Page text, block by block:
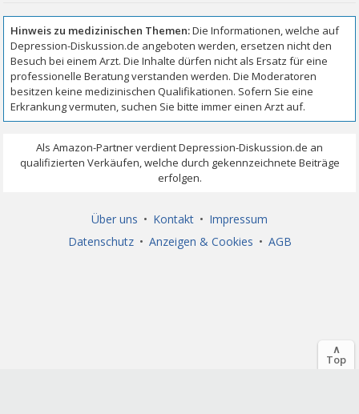
Über uns • Kontakt • Impressum
Datenschutz • Anzeigen & Cookies • AGB
∧
Top